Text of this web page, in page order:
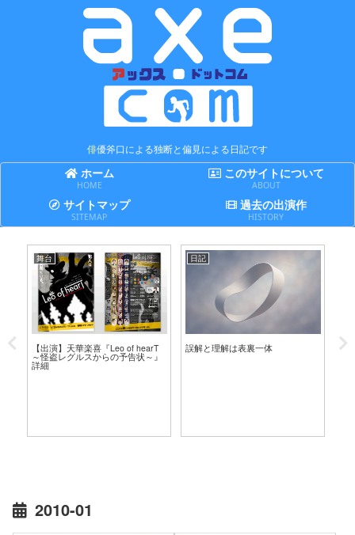
俳優斧口による独断と偏見による日記です
ホーム
HOME
このサイトについて
ABOUT
サイトマップ
SITEMAP
過去の出演作
HISTORY
舞台
【出演】天華楽喜『Leo of hearT
～怪盗レグルスからの予告状～』
詳細
日記
誤解と理解は表裏一体
2010-01